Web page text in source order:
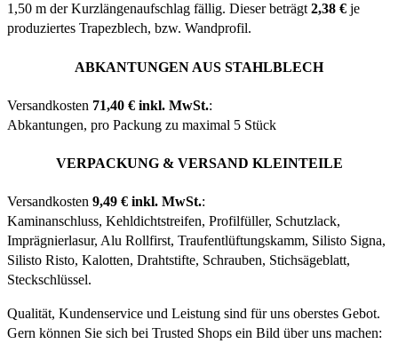
1,50 m der Kurzlängenaufschlag fällig. Dieser beträgt 2,38 € je
produziertes Trapezblech, bzw. Wandprofil.
ABKANTUNGEN AUS STAHLBLECH
Versandkosten 71,40 € inkl. MwSt.:
Abkantungen, pro Packung zu maximal 5 Stück
VERPACKUNG & VERSAND KLEINTEILE
Versandkosten 9,49 € inkl. MwSt.:
Kaminanschluss, Kehldichtstreifen, Profilfüller, Schutzlack,
Imprägnierlasur, Alu Rollfirst, Traufentlüftungskamm, Silisto Signa,
Silisto Risto, Kalotten, Drahtstifte, Schrauben, Stichsägeblatt,
Steckschlüssel.
Qualität, Kundenservice und Leistung sind für uns oberstes Gebot.
Gern können Sie sich bei Trusted Shops ein Bild über uns machen: